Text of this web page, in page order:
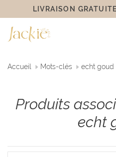
LIVRAISON
Accueil Mots-clés echt goud
Produits
echt